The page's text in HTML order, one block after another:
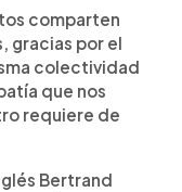
comparten
gracias por el
colectividad
que nos
requiere de
Bertrand